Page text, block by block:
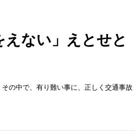
ない」えとせと
の中で、有り難い事に、正しく交通事故